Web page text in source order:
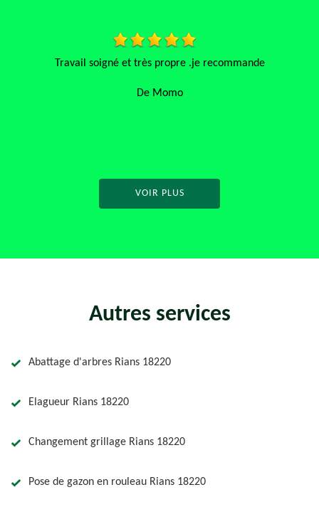
Je recommande fortement cet artisan !! Il a été réactif,
VOIR PLUS
Autres services
Abattage d'arbres Rians 18220
Elagueur Rians 18220
Changement grillage Rians 18220
Pose de gazon en rouleau Rians 18220